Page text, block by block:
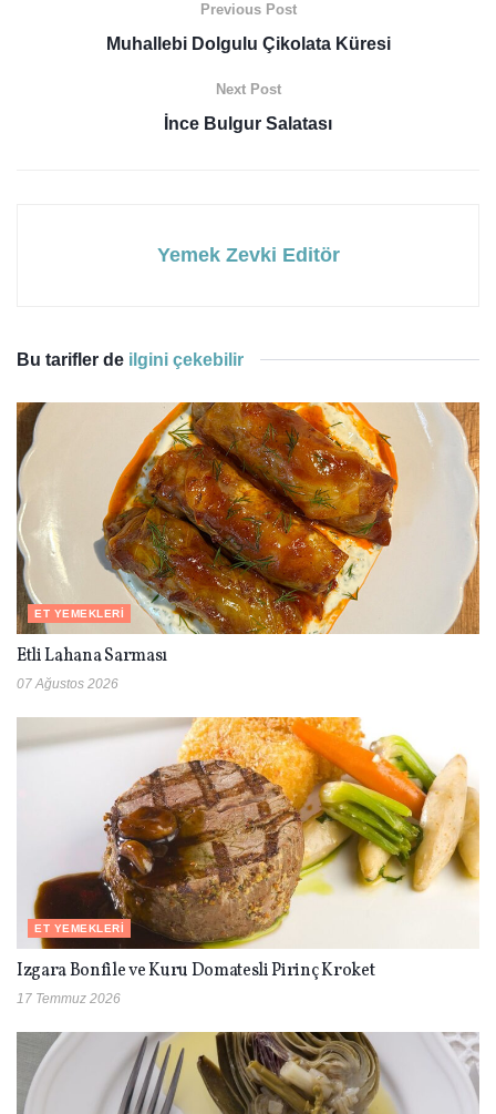
Previous Post
Muhallebi Dolgulu Çikolata Küresi
Next Post
İnce Bulgur Salatası
Yemek Zevki Editör
Bu tarifler de ilgini çekebilir
ET YEMEKLERI
Etli Lahana Sarması
07 Ağustos 2026
ET YEMEKLERI
Izgara Bonfile ve Kuru Domatesli Pirinç Kroket
17 Temmuz 2026